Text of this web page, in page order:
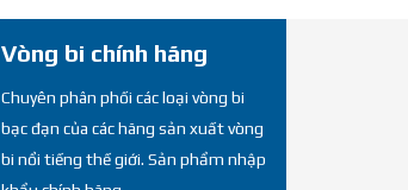
Vòng bi chính hãng
Chuyên phân phối các loại vòng bi
bạc đạn của các hãng sản xuất vòng
bi nổi tiếng thế giới. Sản phẩm nhập